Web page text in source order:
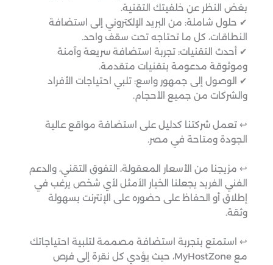
بغض النظر عن خلفيتك التقنية.
✔ حلول شاملة: من البريد الإلكتروني إلى استضافة
النطاقات، كل ما تحتاجه تحت سقف واحد.
✔ أحدث التقنيات: تجربة استضافة سريعة وآمنة
وموثوقة مدعومة بتقنيات متقدمة.
✔ الوصول إلى جمهور واسع: تلبي احتياجات الأفراد
والشركات من جميع الأحجام.
↩︎ تعمل شركتنا كدليل على استضافة مواقع عالية
الجودة ومتاحة في مصر.
↩︎ مزيجنا من الأسعار المعقولة، التفوق التقني، والدعم
الفني الفريد يجعلنا الخيار الأمثل لأي شخص يرغب في
إطلاق أو الحفاظ على حضوره على الإنترنت بسهولة
وثقة.
↩︎ استمتع بتجربة استضافة مصممة لتلبية احتياجاتك
مع MyHostZone، حيث يؤدي كل نقرة إلى فرص